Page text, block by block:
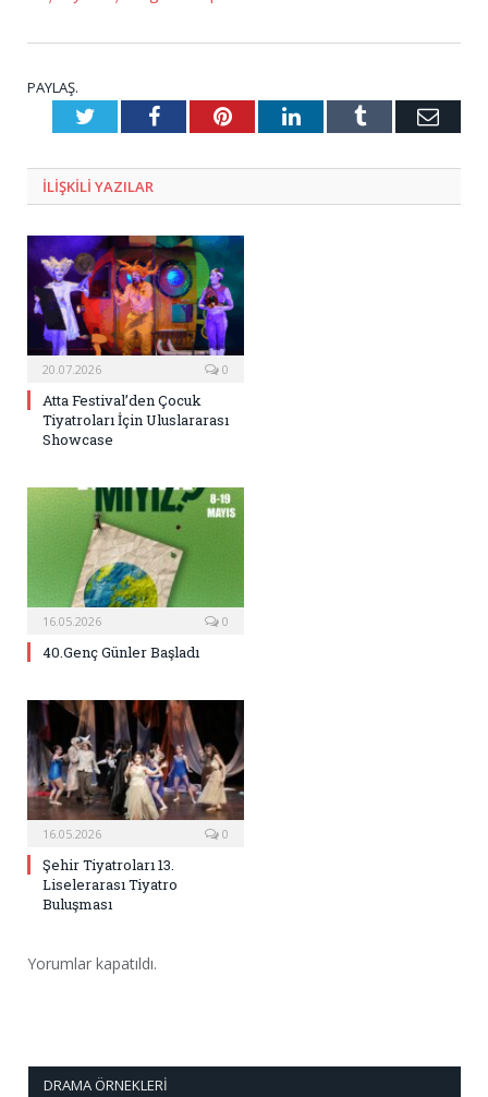
PAYLAŞ.
TwitterFacebookPinterestLinkedInTumblr E-
ILIŞKILI YAZILAR
20.07.2026 0
Atta Festival’den Çocuk
Tiyatroları İçin Uluslararası
Showcase
16.05.2026 0
40.Genç Günler Başladı
16.05.2026 0
Şehir Tiyatroları 13.
Liselerarası Tiyatro
Buluşması
Yorumlar kapatıldı.
DRAMA ÖRNEKLERI